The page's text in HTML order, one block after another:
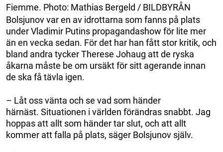
Fiemme. Photo: Mathias Bergeld / BILDBYRÅN
Bolsjunov var en av idrottarna som fanns på plats
under Vladimir Putins propagandashow för lite mer
än en vecka sedan. För det har han fått stor kritik, och
bland andra tycker Therese Johaug att de ryska
åkarna måste be om ursäkt för sitt agerande innan
de ska få tävla igen.
– Låt oss vänta och se vad som händer
härnäst. Situationen i världen förändras snabbt. Jag
hoppas att allt som händer tar slut, och att allt
kommer att falla på plats, säger Bolsjunov själv.